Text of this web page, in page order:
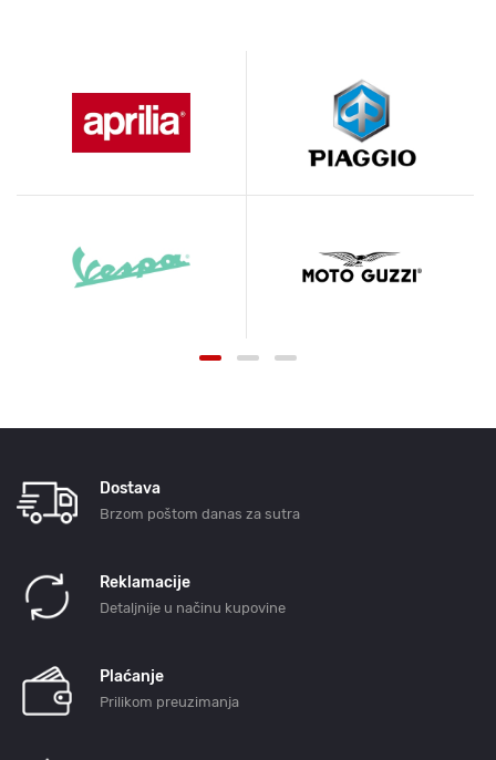
Dostava
Brzom poštom danas za sutra
Reklamacije
Detaljnije u načinu kupovine
Plaćanje
Prilikom preuzimanja